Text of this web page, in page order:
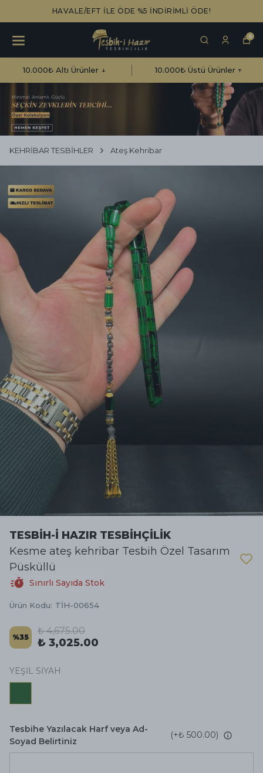
HAVALE/EFT İLE ÖDE %5 İNDİRİMLİ ÖDE!
0
10.000₺ Altı Ürünler ↓ 10.000₺ Üstü Ürünler ↑
KEHRİBAR TESBİHLER Ateş Kehribar
TESBİH-İ HAZIR TESBİHÇİLİK
Kesme ateş kehribar Tesbih Özel Tasarım
Püsküllü
Sınırlı Sayıda Stok
Ürün Kodu: TİH-00654
%35
₺ 4,675.00
₺ 3,025.00
YEŞİL SİYAH
Tesbihe Yazılacak Harf veya Ad-
Soyad Belirtiniz
(+₺ 500.00)